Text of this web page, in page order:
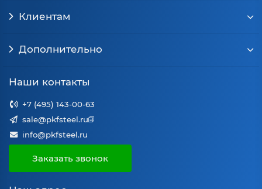
Клиентам
Дополнительно
Наши контакты
+7 (495) 143-00-63
sale@pkfsteel.ru
info@pkfsteel.ru
Заказать звонок